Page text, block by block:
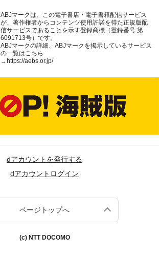
ABJマークは、この電子書店・電子書籍配信サービス
が、著作権者からコンテンツ使用許諾を得た正規版配
信サービスであることを示す登録商標（登録番号 第
6091713号）です。
ABJマークの詳細、ABJマークを掲示しているサービス
の一覧はこちら
→https://aebs.or.jp/
dアカウントを発行する
dアカウントログイン
ページトップへ
(c) NTT DOCOMO